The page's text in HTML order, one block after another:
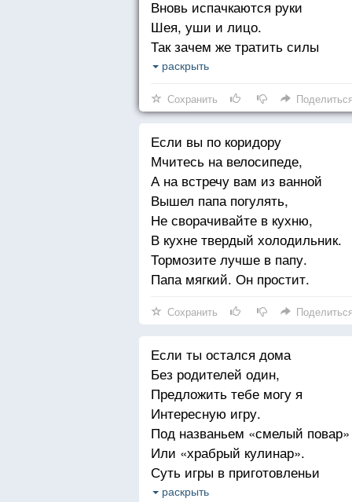
Вновь испачкаются руки
Шея, уши и лицо.
Так зачем же тратить силы
Время попусту терять.
Никакого смысла нет.
К старости сама собою
Облысеет голова.
раскрыть
Сохранить
Если вы по коридору
Мчитесь на велосипеде,
А на встречу вам из ванной
Вышел папа погулять,
Не сворачивайте в кухню,
В кухне твердый холодильник.
Тормозите лучше в папу.
Папа мягкий. Он простит.
Сохранить
Если ты остался дома
Без родителей один,
Предложить тебе могу я
Интересную игру.
Под названьем «смелый повар»
Или «храбрый кулинар».
Суть игры в приготовленьи
Всевозможных вкусных блюд.
раскрыть